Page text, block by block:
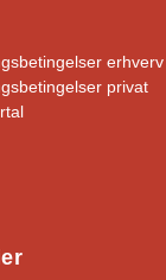
erhverv
privat